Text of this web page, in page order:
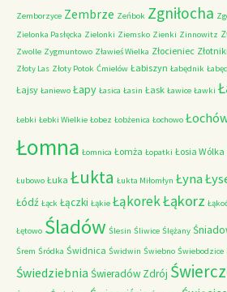
Zemborzyce Zembrze Zeńbok Zgniłocha
Zielonka Pasłęcka Zielonki Ziemsko Zienki Zinnowitz
Zwolle Zygmuntowo Zławieś Wielka Złocieniec Złotniki
Złoty Las Złoty Potok Ćmielów Łabiszyn Łabędnik
Łajsy Łaniewo Łapy Łasica Łasin Łask Ławice Ławki
Łebki Łebki Wielkie Łobez Łobżenica Łochowo
Łomna Łomnica Łomża Łopatki Łosia Wólka
Łubowo Łuka Łukta Łukta Miłomłyn Łyna
Łódź Łąck Łączki Łąkie ŁąkorekŁąkorz
Łętowo Śladów Ślesin Śliwice Ślężany
Śrem Śródka Świdnica Świdwin Świebno Świebodzice
Świedziebnia Świeradów Zdrój